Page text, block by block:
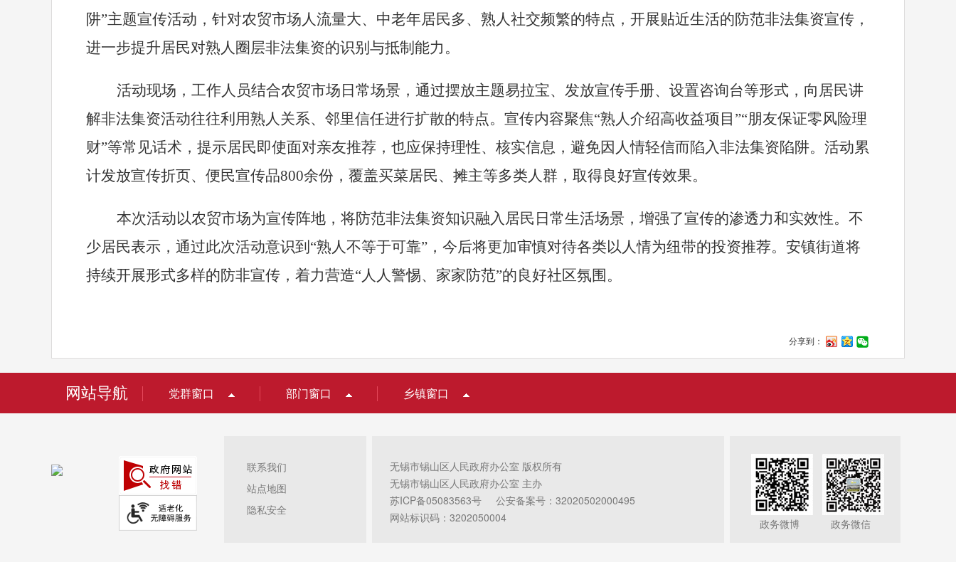
阱”主题宣传活动，针对农贸市场人流量大、中老年居民多、熟人社交频繁的特点，开展贴近生活的防范非法集资宣传，
进一步提升居民对熟人圈层非法集资的识别与抵制能力。
活动现场，工作人员结合农贸市场日常场景，通过摆放主题易拉宝、发放宣传手册、设置咨询台等形式，向居民讲
解非法集资活动往往利用熟人关系、邻里信任进行扩散的特点。宣传内容聚焦“熟人介绍高收益项目 ”“朋友保证零风险理
财”等常见话术，提示居民即使面对亲友推荐，也应保持理性、核实信息，避免因人情轻信而陷入非法集资陷阱。活动累
计发放宣传折页、便民宣传品800余份，覆盖买菜居民、摊主等多类人群，取得良好宣传效果。
本次活动以农贸市场为宣传阵地，将防范非法集资知识融入居民日常生活场景，增强了宣传的渗透力和实效性。不
少居民表示，通过此次活动意识到 “熟人不等于可靠” ，今后将更加审慎对待各类以人情为纽带的投资推荐。安镇街道将
持续开展形式多样的防非宣传，着力营造“人人警惕、家家防范”的良好社区氛围。
分享到：
网站导航 党群窗口 部门窗口 乡镇窗口
联系我们
站点地图
隐私安全
无锡市锡山区人民政府办公室 版权所有
无锡市锡山区人民政府办公室 主办
苏ICP备05083563号
公安备案号：32020502000495
网站标识码：3202050004
政务微博 政务微信